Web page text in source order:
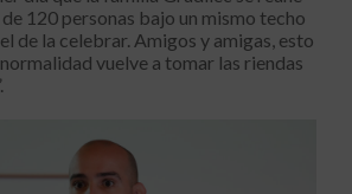
120 personas bajo un mismo techo
de la celebrar. Amigos y amigas, esto
vuelve a tomar las riendas